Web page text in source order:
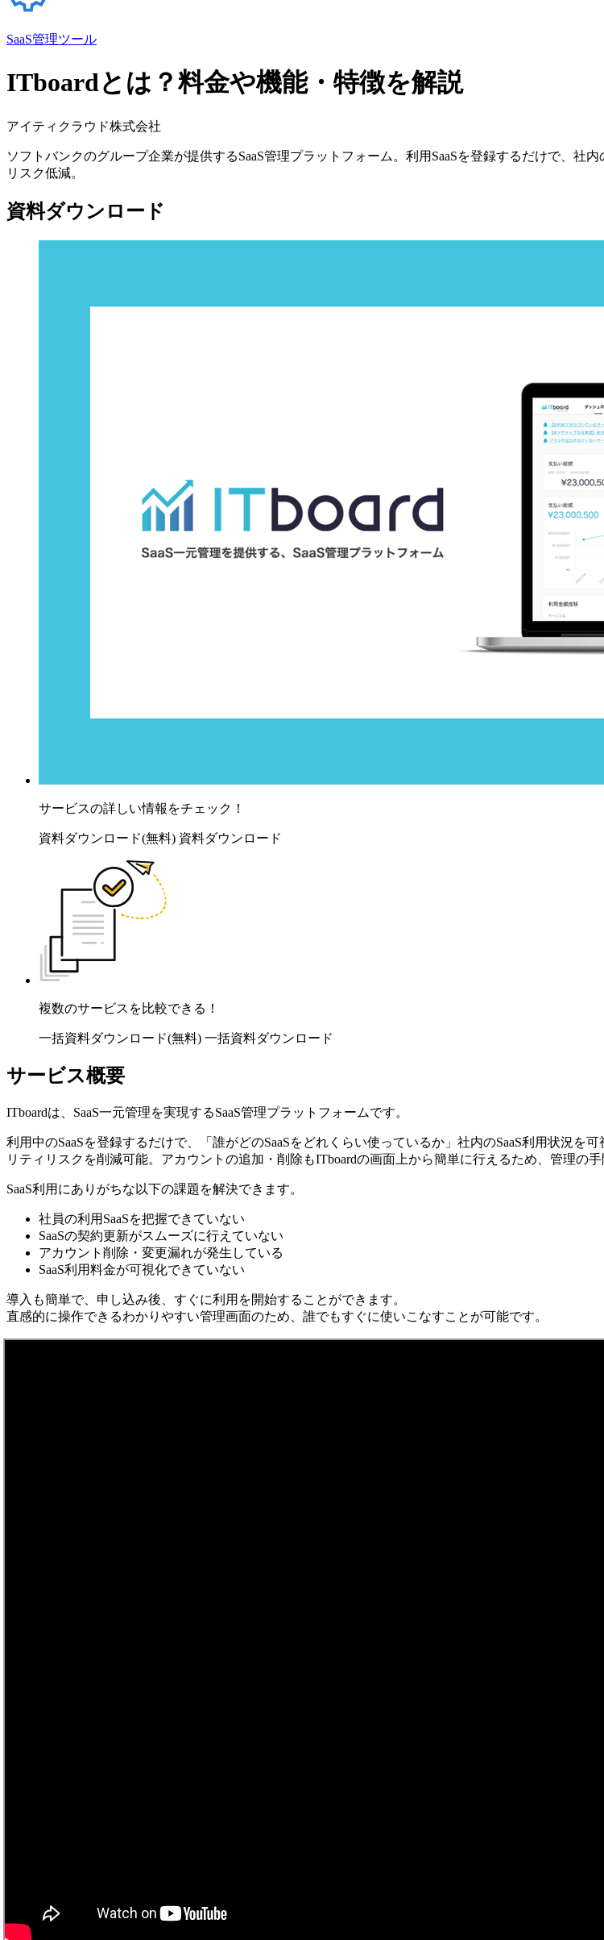
SaaS管理ツール
ITboardとは？料金や機能・特徴を解説
アイティクラウド株式会社
ソフトバンクのグループ企業が提供するSaaS管理プラットフォーム。利用SaaSを登録するだけで、
リスク低減。
資料ダウンロード
サービスの詳しい情報をチェック！
資料ダウンロード(無料) 資料ダウンロード
複数のサービスを比較できる！
一括資料ダウンロード(無料) 一括資料ダウンロード
サービス概要
ITboardは、SaaS一元管理を実現するSaaS管理プラットフォームです。
利用中のSaaSを登録するだけで、「誰がどのSaaSをどれくらい使っているか」社内のSaaS利用状況を
リティリスクを削減可能。アカウントの追加・削除もITboardの画面上から簡単に行えるため、管理の手
SaaS利用にありがちな以下の課題を解決できます。
社員の利用SaaSを把握できていない
SaaSの契約更新がスムーズに行えていない
アカウント削除・変更漏れが発生している
SaaS利用料金が可視化できていない
導入も簡単で、申し込み後、すぐに利用を開始することができます。
直感的に操作できるわかりやすい管理画面のため、誰でもすぐに使いこなすことが可能です。